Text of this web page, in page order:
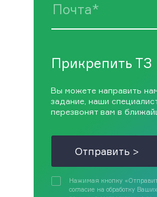
Прикрепить ТЗ
Вы можете направить
задание, наши
перезвонят вам в
Отправить >
Нажимая кнопку
согласие на обработку